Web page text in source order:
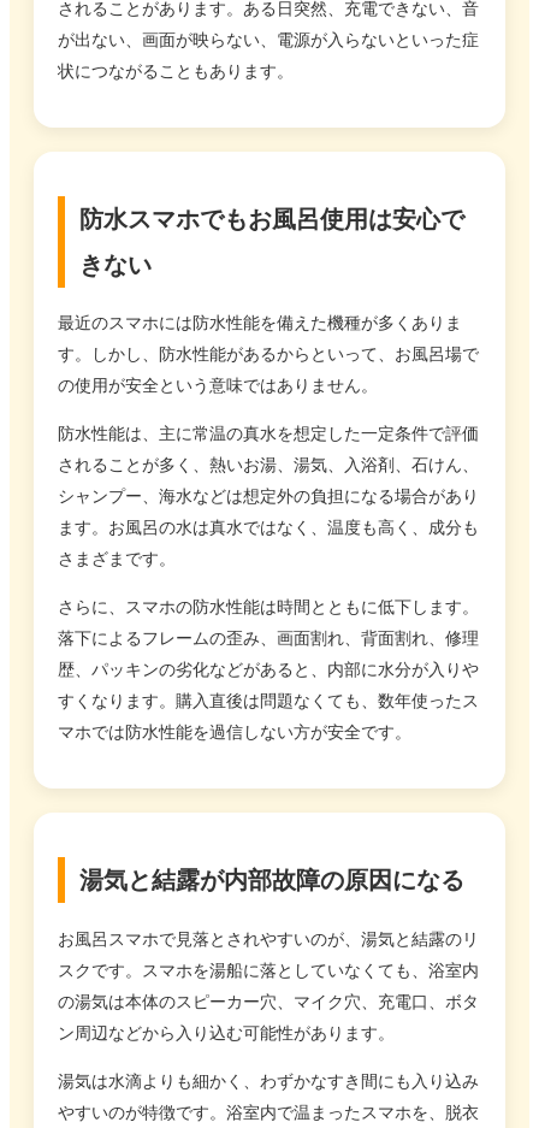
されることがあります。ある日突然、充電できない、音
が出ない、画面が映らない、電源が入らないといった症
状につながることもあります。
防水スマホでもお風呂使用は安心で
きない
最近のスマホには防水性能を備えた機種が多くありま
す。しかし、防水性能があるからといって、お風呂場で
の使用が安全という意味ではありません。
防水性能は、主に常温の真水を想定した一定条件で評価
されることが多く、熱いお湯、湯気、入浴剤、石けん、
シャンプー、海水などは想定外の負担になる場合があり
ます。お風呂の水は真水ではなく、温度も高く、成分も
さまざまです。
さらに、スマホの防水性能は時間とともに低下します。
落下によるフレームの歪み、画面割れ、背面割れ、修理
歴、パッキンの劣化などがあると、内部に水分が入りや
すくなります。購入直後は問題なくても、数年使ったス
マホでは防水性能を過信しない方が安全です。
湯気と結露が内部故障の原因になる
お風呂スマホで見落とされやすいのが、湯気と結露のリ
スクです。スマホを湯船に落としていなくても、浴室内
の湯気は本体のスピーカー穴、マイク穴、充電口、ボタ
ン周辺などから入り込む可能性があります。
湯気は水滴よりも細かく、わずかなすき間にも入り込み
やすいのが特徴です。浴室内で温まったスマホを、脱衣